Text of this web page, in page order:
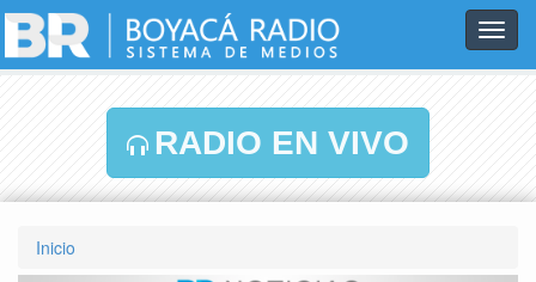
RADIO EN VIVO
Inicio